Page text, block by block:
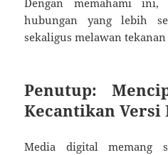
hubungan yang lebih
sekaligus melawan
Penutup:
Kecantikan
Media digital memang